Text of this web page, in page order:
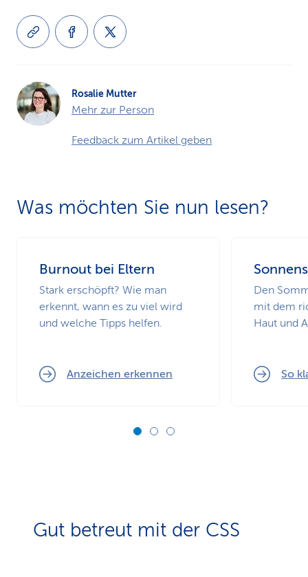
Rosalie Mutter
Mehr zur Person
Feedback zum Artikel geben
Was möchten Sie nun lesen?
Burnout bei Eltern
Stark erschöpft? Wie man
erkennt, wann es zu viel wird
und welche Tipps helfen.
Anzeichen erkennen
Den
mit dem
Haut und
So
Gut betreut mit der CSS